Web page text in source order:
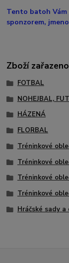
Tento batoh
sponzorem,
Zboží
FOTBAL
NOHEJBAL,
HÁZENÁ
FLORBAL
Tréninkové
Tréninkové
Tréninkové
Tréninkové
Hráčské sady a